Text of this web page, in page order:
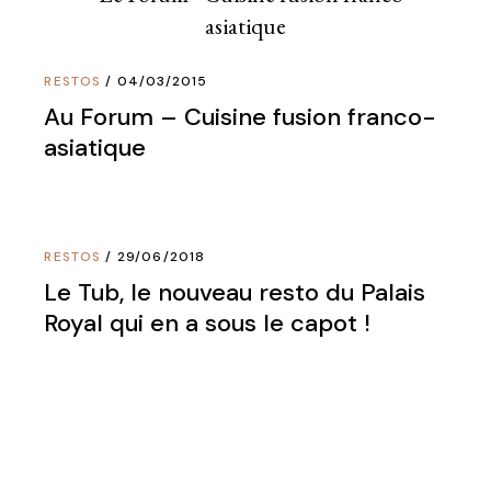
RESTOS 04/03/2015
Au Forum – Cuisine fusion franco-
asiatique
RESTOS 29/06/2018
Le Tub, le nouveau resto du Palais
Royal qui en a sous le capot !